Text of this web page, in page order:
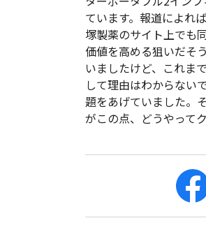
ています。報道によれ
塚製薬のサイト上でも
価値を高める狙いだそ
いましたけど、これま
して理由はわからない
題をあげていました。
がこの点、どうやって